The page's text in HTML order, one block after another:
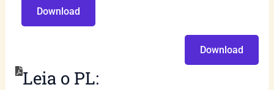
Download
Leia o PL:
Download